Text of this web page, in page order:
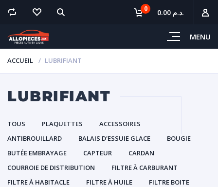
MENU
0 0.00 د.م.
ACCUEIL LUBRIFIANT
LUBRIFIANT
TOUS PLAQUETTES
ACCESSOIRES
ANTIBROUILLARD
BALAIS D'ESSUIE GLACE
BOUGIE
BUTÉE EMBRAYAGE
CAPTEUR
CARDAN
COURROIE DE DISTRIBUTION
FILTRE À CARBURANT
FILTRE À HABITACLE
FILTRE À HUILE
FILTRE BOITE